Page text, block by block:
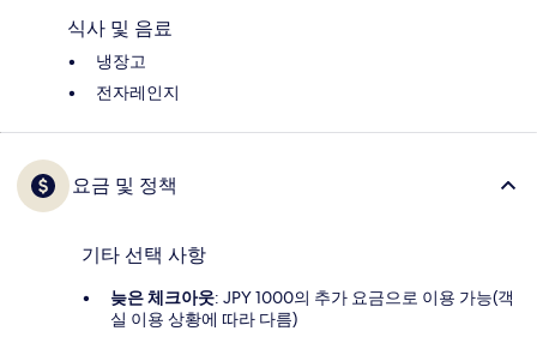
식사 및 음료
냉장고
전자레인지
요금 및 정책
기타 선택 사항
늦은 체크아웃: JPY 1000의 추가 요금으로 이용 가능(객
실 이용 상황에 따라 다름)